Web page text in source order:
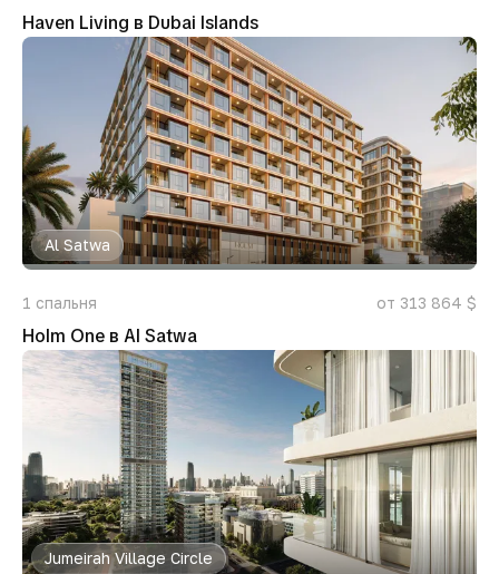
Haven Living в Dubai Islands
Al Satwa
1 спальня от 313 864 $
Holm One в Al Satwa
Jumeirah Village Circle